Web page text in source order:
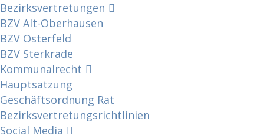
Bezirksvertretungen
BZV Alt-Oberhausen
BZV Osterfeld
BZV Sterkrade
Kommunalrecht
Hauptsatzung
Geschäftsordnung Rat
Bezirksvertretungs­richtlinien
Social Media